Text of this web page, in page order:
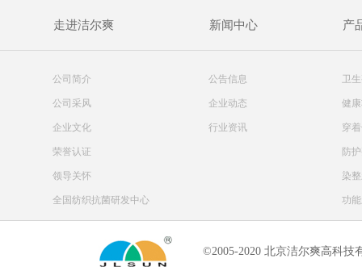
走进洁尔爽 新闻中心 产
公司简介
公司采风
企业文化
荣誉认证
领导关怀
全国纺织抗菌研发中心
公告信息
企业动态
行业资讯
卫
健
穿
防
染
功
©2005-2020 北京洁尔爽高科